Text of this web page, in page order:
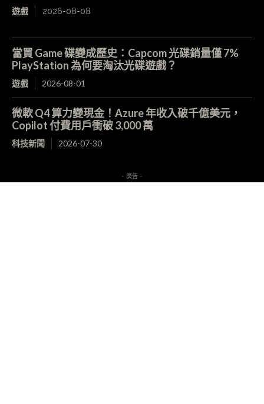
遊戲 2026-08-08
當買 Game 碟變成歷史：Capcom 光碟銷量僅 7%
PlayStation 為何要淘汰光碟遊戲？
遊戲 2026-08-01
微軟 Q4 算力變現金！Azure 年收入破千億美元，
Copilot 付費用戶衝破 3,000 萬
科技新聞 2026-07-30
- 廣告 -